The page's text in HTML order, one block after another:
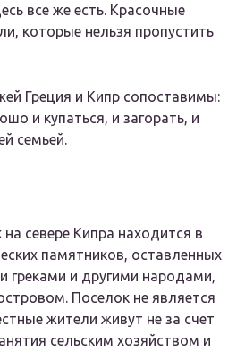
все же есть. Красочные
которые нельзя пропустить
Греция и Кипр сопоставимы:
и купаться, и загорать, и
семьей.
севере Кипра находится в
памятников, оставленных
греками и другими народами,
Поселок не является
жители живут не за счет
сельским хозяйством и